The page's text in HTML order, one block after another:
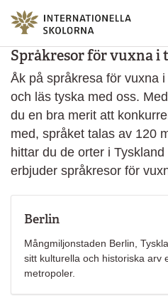
Språkresor för vuxna i
Åk på språkresa för vuxna
och läs tyska med oss.
du en bra merit att
med, språket talas av 120
hittar du de orter i
erbjuder språkresor för
Berlin
Mångmiljonstaden Berlin,
sitt kulturella och historiska arv
metropoler.